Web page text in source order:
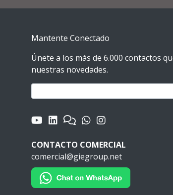
Mantente Conectado
Únete a los más de 6.000 contactos
nuestras novedades.
CONTACTO COMERCIAL
comercial@giegroup.net